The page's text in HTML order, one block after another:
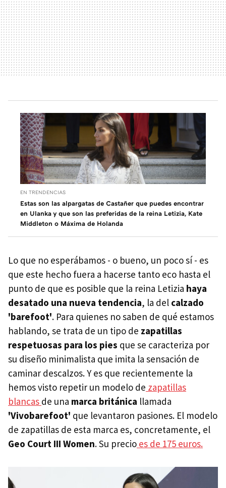
EN TRENDENCIAS
Estas son las alpargatas de Castañer que puedes encontrar
en Ulanka y que son las preferidas de la reina Letizia, Kate
Middleton o Máxima de Holanda
Lo que no esperábamos - o bueno, un poco sí - es
que este hecho fuera a hacerse tanto eco hasta el
punto de que es posible que la reina Letizia haya
desatado una nueva tendencia, la del calzado
'barefoot'. Para quienes no saben de qué estamos
hablando, se trata de un tipo de zapatillas
respetuosas para los pies que se caracteriza por
su diseño minimalista que imita la sensación de
caminar descalzos. Y es que recientemente la
hemos visto repetir un modelo de zapatillas
blancas de una marca británica llamada
'Vivobarefoot' que levantaron pasiones. El modelo
de zapatillas de esta marca es, concretamente, el
Geo Court III Women. Su precio es de 175 euros.